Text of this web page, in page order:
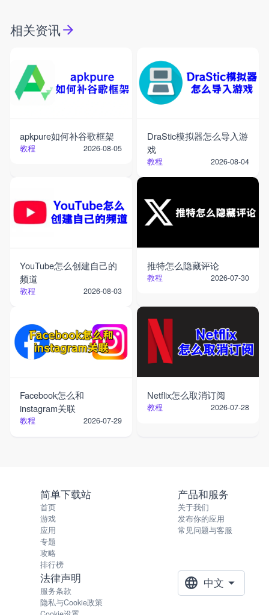
相关资讯
apkpure如何补谷歌框架
教程 2026-08-05
DraStic模拟器怎么导入游
戏
教程 2026-08-04
YouTube怎么创建自己的
频道
教程 2026-08-03
推特怎么隐藏评论
教程 2026-07-30
Facebook怎么和
instagram关联
教程 2026-07-29
Netflix怎么取消订阅
教程 2026-07-28
简单下载站
首页
游戏
应用
专题
攻略
排行榜
产品和服务
关于我们
发布你的应用
常见问题与客服
法律声明
服务条款
隐私与Cookie政策
中文